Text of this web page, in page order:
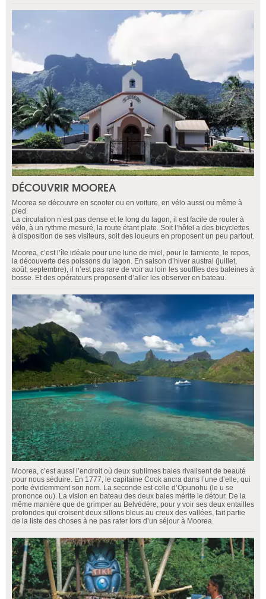
DÉCOUVRIR MOOREA
Moorea se découvre en scooter ou en voiture, en vélo aussi ou même à
pied.
La circulation n’est pas dense et le long du lagon, il est facile de rouler à
vélo, à un rythme mesuré, la route étant plate. Soit l’hôtel a des bicyclettes
à disposition de ses visiteurs, soit des loueurs en proposent un peu partout.
Moorea, c’est l’île idéale pour une lune de miel, pour le farniente, le repos,
la découverte des poissons du lagon. En saison d’hiver austral (juillet,
août, septembre), il n’est pas rare de voir au loin les souffles des baleines à
bosse. Et des opérateurs proposent d’aller les observer en bateau.
Moorea, c’est aussi l’endroit où deux sublimes baies rivalisent de beauté
pour nous séduire. En 1777, le capitaine Cook ancra dans l’une d’elle, qui
porte évidemment son nom. La seconde est celle d’Opunohu (le u se
prononce ou). La vision en bateau des deux baies mérite le détour. De la
même manière que de grimper au Belvédère, pour y voir ses deux entailles
profondes qui croisent deux sillons bleus au creux des vallées, fait partie
de la liste des choses à ne pas rater lors d’un séjour à Moorea.